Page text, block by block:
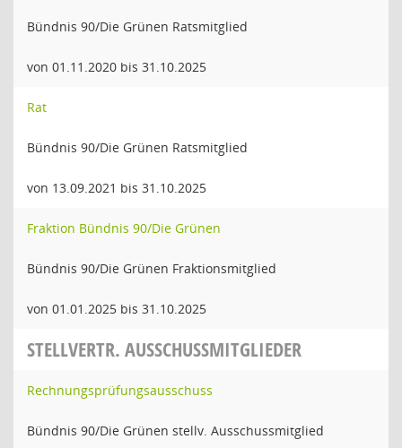
Bündnis 90/Die Grünen Ratsmitglied
von 01.11.2020 bis 31.10.2025
Rat
Bündnis 90/Die Grünen Ratsmitglied
von 13.09.2021 bis 31.10.2025
Fraktion Bündnis 90/Die Grünen
Bündnis 90/Die Grünen Fraktionsmitglied
von 01.01.2025 bis 31.10.2025
STELLVERTR. AUSSCHUSSMITGLIEDER
Rechnungsprüfungsausschuss
Bündnis 90/Die Grünen stellv. Ausschussmitglied